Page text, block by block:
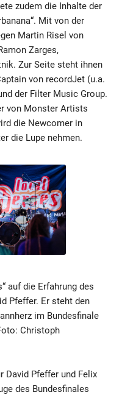
zudem die Inhalte der
Mit von der
Martin Risel von
Zarges,
Zur Seite steht ihnen
von recordJet (u.a.
der Filter Music Group.
von Monster Artists
die Newcomer in
die Lupe nehmen.
auf die Erfahrung des
Pfeffer. Er steht den
im Bundesfinale
Christoph
David Pfeffer und Felix
des Bundesfinales